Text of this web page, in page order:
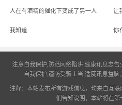
人在有酒精的催化下变成了另一人 让
我知道 你
注意自我保护,防范网络陷阱.健康讯息忠
自我保护,谨防受骗上当.适度讯息益脑
注释：本站发布所有游戏信息，均来自互
们告知说明，本站将在第